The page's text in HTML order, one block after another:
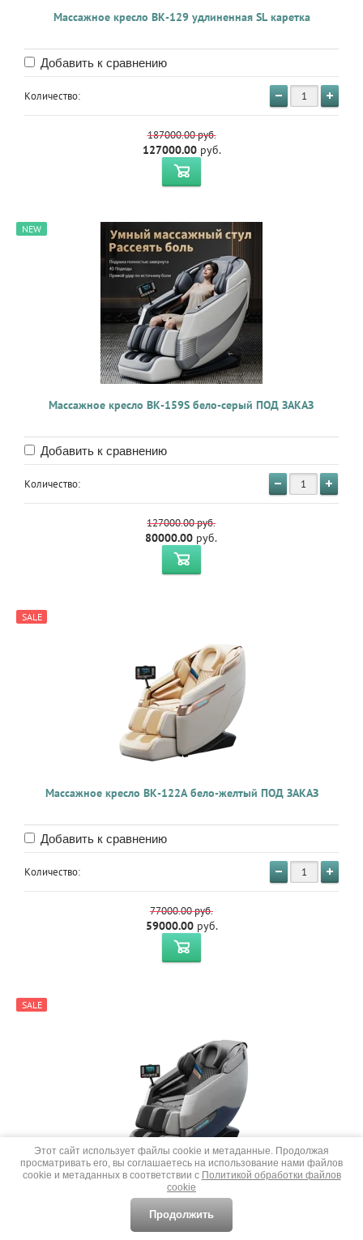
Массажное кресло BK-129 удлиненная SL каретка
Добавить к сравнению
Количество:
187000.00руб.
127000.00руб.
NEW
Массажное кресло BK-159S бело-серый ПОД ЗАКАЗ
Добавить к сравнению
Количество:
127000.00руб.
80000.00 руб.
SALE
Массажное кресло BK-122A бело-желтый ПОД ЗАКАЗ
Добавить к сравнению
Количество:
77000.00руб.
59000.00руб.
SALE
Массажное кресло BK-165A бело-серый ПОД ЗАКАЗ
Добавить к сравнению
Этот сайт использует файлы cookie и метаданные. Продолжая
просматривать его, вы соглашаетесь на использование нами файлов
cookie и метаданных в соответствии с Политикой обработки файлов
cookie
Продолжить